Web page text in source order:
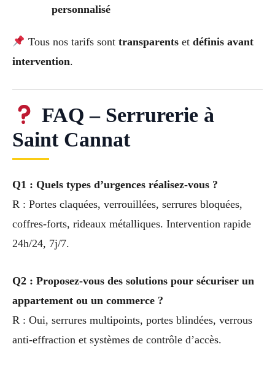
personnalisé
Tous nos tarifs sont transparentset définis avant
intervention.
FAQ – Serrurerie à
Saint Cannat
Q1 : Quels types d’urgences réalisez-vous ?
R : Portes claquées, verrouillées, serrures bloquées,
coffres-forts, rideaux métalliques. Intervention rapide
24h/24, 7j/7.
Q2 : Proposez-vous des solutions pour sécuriser un
appartement ou un commerce ?
R : Oui, serrures multipoints, portes blindées, verrous
anti-effraction et systèmes de contrôle d’accès.